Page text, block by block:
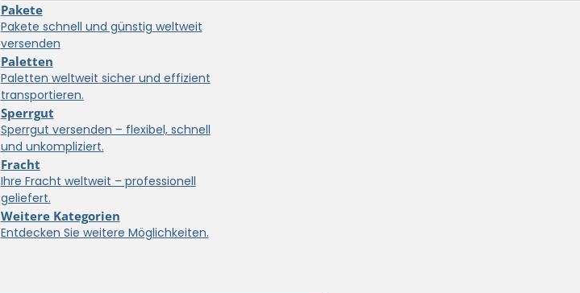
Pakete
Pakete schnell und günstig weltweit
versenden
Paletten
Paletten weltweit sicher und effizient
transportieren.
Sperrgut
Sperrgut versenden – flexibel, schnell
und unkompliziert.
Fracht
Ihre Fracht weltweit – professionell
geliefert.
Weitere Kategorien
Entdecken Sie weitere Möglichkeiten.